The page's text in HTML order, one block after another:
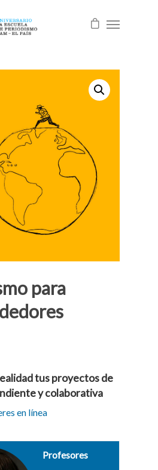
para
tus proyectos de
y colaborativa
en línea
Profesores